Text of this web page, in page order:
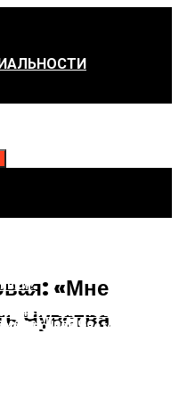
И Рак. Что Важнее —
Или Частота
Kona Со Смешанным
«Мне
Чувства